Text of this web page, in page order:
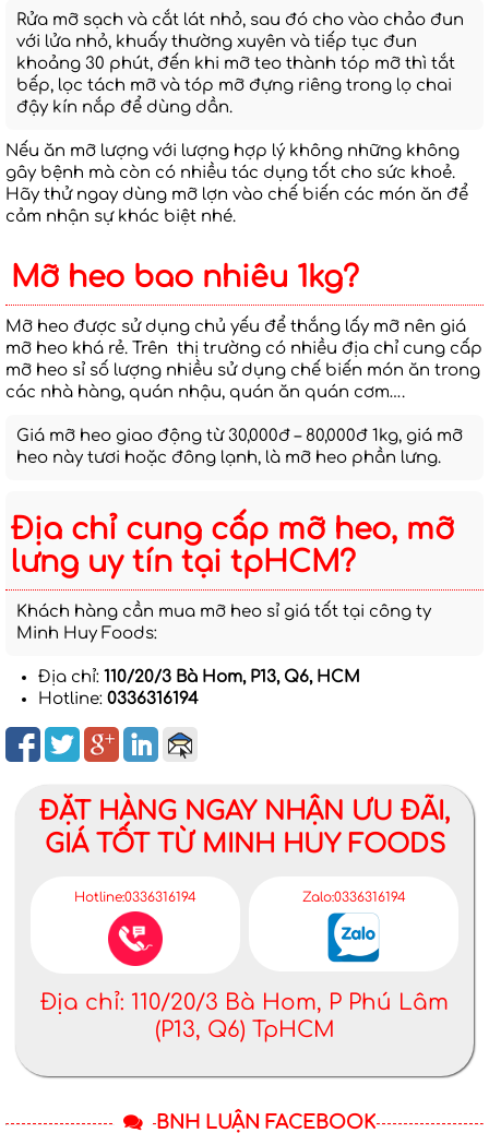
Rửa mỡ sạch và cắt lát nhỏ, sau đó cho vào chảo đun
với lửa nhỏ, khuấy thường xuyên và tiếp tục đun
khoảng 30 phút, đến khi mỡ teo thành tóp mỡ thì tắt
bếp, lọc tách mỡ và tóp mỡ đựng riêng trong lọ chai
đậy kín nắp để dùng dần.
Nếu ăn mỡ lượng với lượng hợp lý không những không
gây bệnh mà còn có nhiều tác dụng tốt cho sức khoẻ.
Hãy thử ngay dùng mỡ lợn vào chế biến các món ăn để
cảm nhận sự khác biệt nhé.
Mỡ heo bao nhiêu 1kg?
Mỡ heo được sử dụng chủ yếu để thắng lấy mỡ nên giá
mỡ heo khá rẻ. Trên thị trường có nhiều địa chỉ cung cấp
mỡ heo sỉ số lượng nhiều sử dụng chế biến món ăn trong
các nhà hàng, quán nhậu, quán ăn quán cơm….
Giá mỡ heo giao động từ 30,000đ – 80,000đ 1kg, giá mỡ
heo này tươi hoặc đông lạnh, là mỡ heo phần lưng.
Địa chỉ cung cấp mỡ heo, mỡ
lưng uy tín tại tpHCM?
Khách hàng cần mua mỡ heo sỉ giá tốt tại công ty
Minh Huy Foods:
Địa chỉ: 110/20/3 Bà Hom, P13, Q6, HCM
Hotline: 0336316194
ĐẶT HÀNG NGAY NHẬN ƯU ĐÃI,
GIÁ TỐT TỪ MINH HUY FOODS
Hotline:0336316194 Zalo:0336316194
Địa chỉ: 110/20/3 Bà Hom, P Phú Lâm
(P13, Q6) TpHCM
BNH LUẬN FACEBOOK